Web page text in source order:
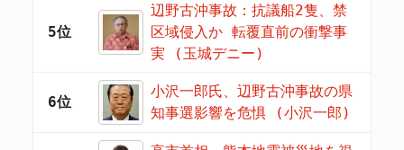
5位
辺野古沖事故：抗議船2隻、禁
区域侵入か 転覆直前の衝撃事
実 (玉城デニー)
6位
小沢一郎氏、辺野古沖事故の県
知事選影響を危惧 (小沢一郎)